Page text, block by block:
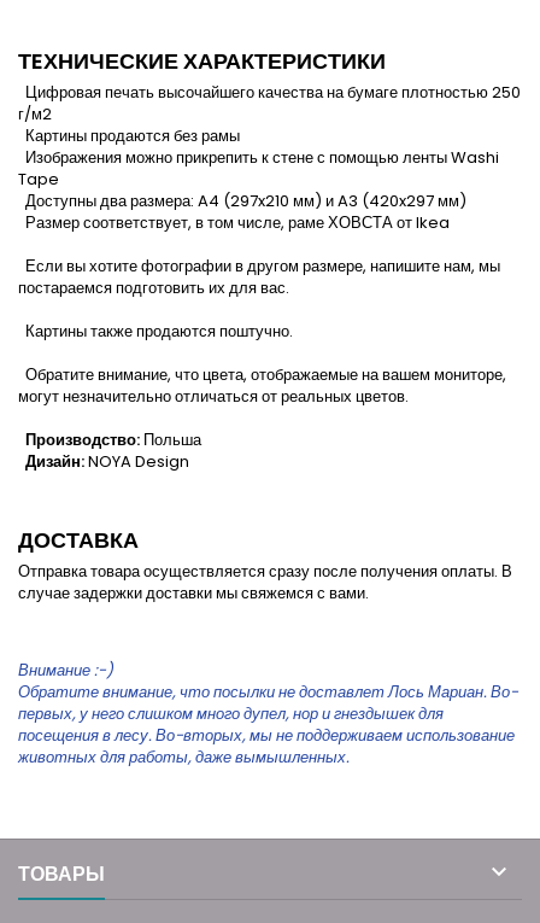
ТEХНИЧЕСКИЕ ХАРАКТЕРИСТИКИ
Цифровая печать высочайшего качества на бумаге плотностью 250
г/м2
Картины продаются без рамы
Изображения можно прикрепить к стене с помощью ленты Washi
Tape
Доступны два размера: A4 (297x210 мм) и A3 (420x297 мм)
Размер соответствует, в том числе, раме ХОВСТА от Ikea
Если вы хотите фотографии в другом размере, напишите нам, мы
постараемся подготовить их для вас.
Картины также продаются поштучно.
Обратите внимание, что цвета, отображаемые на вашем мониторе,
могут незначительно отличаться от реальных цветов.
Производство: Польша
Дизайн:NOYA Design
ДОСТАВКА
Отправка товара осуществляется сразу после получения оплаты. В
случае задержки доставки мы свяжемся с вами.
Внимание :-)
Обратите внимание, что посылки не доставлет Лось Мариан. Во-
первых, у него слишком много дупел, нор и гнездышек для
посещения в лесу. Во-вторых, мы не поддерживаем использование
животных для работы, даже вымышленных.
ТОВАРЫ 